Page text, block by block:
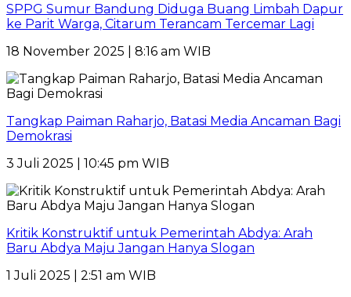
SPPG Sumur Bandung Diduga Buang Limbah Dapur
ke Parit Warga, Citarum Terancam Tercemar Lagi
18 November 2025 | 8:16 am WIB
Tangkap Paiman Raharjo, Batasi Media Ancaman Bagi
Demokrasi
3 Juli 2025 | 10:45 pm WIB
Kritik Konstruktif untuk Pemerintah Abdya: Arah
Baru Abdya Maju Jangan Hanya Slogan
1 Juli 2025 | 2:51 am WIB